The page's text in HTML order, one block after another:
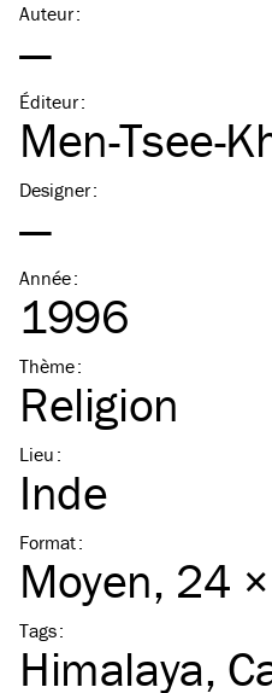
Auteur:
—
Éditeur:
Men-Tsee-
Designer:
—
Année:
1996
Thème:
Religion
Lieu :
Inde
Format:
Moyen, 24
Tags:
Himalaya